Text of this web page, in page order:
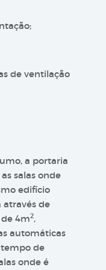
de ventilação
a portaria
salas onde
edifício
através de
4m2,
automáticas
tempo de
onde é